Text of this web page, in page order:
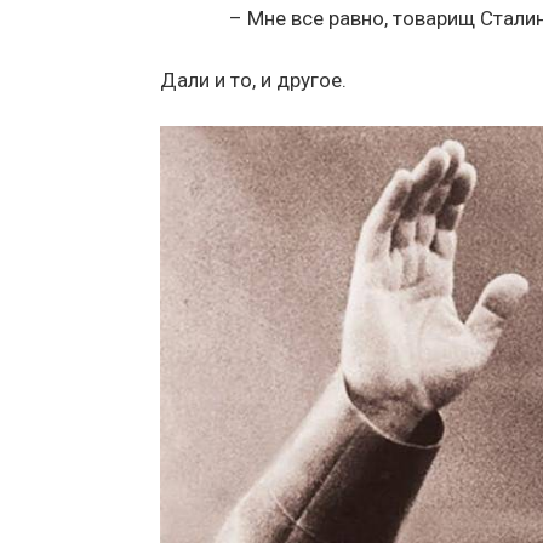
– Мне все равно, товарищ
Дали и то, и другое.